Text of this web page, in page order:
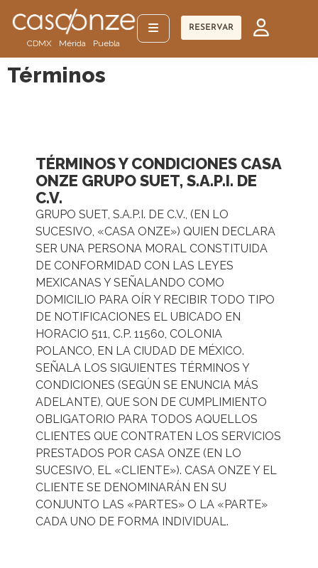
CDMX Mérida Puebla
RESERVAR
Términos
TÉRMINOS Y CONDICIONES CASA
ONZE GRUPO SUET, S.A.P.I. DE
C.V.
GRUPO SUET, S.A.P.I. DE C.V., (EN LO
SUCESIVO, «CASA ONZE») QUIEN DECLARA
SER UNA PERSONA MORAL CONSTITUIDA
DE CONFORMIDAD CON LAS LEYES
MEXICANAS Y SEÑALANDO COMO
DOMICILIO PARA OÍR Y RECIBIR TODO TIPO
DE NOTIFICACIONES EL UBICADO EN
HORACIO 511, C.P. 11560, COLONIA
POLANCO, EN LA CIUDAD DE MÉXICO.
SEÑALA LOS SIGUIENTES TÉRMINOS Y
CONDICIONES (SEGÚN SE ENUNCIA MÁS
ADELANTE), QUE SON DE CUMPLIMIENTO
OBLIGATORIO PARA TODOS AQUELLOS
CLIENTES QUE CONTRATEN LOS SERVICIOS
PRESTADOS POR CASA ONZE (EN LO
SUCESIVO, EL «CLIENTE»). CASA ONZE Y EL
CLIENTE SE DENOMINARÁN EN SU
CONJUNTO LAS «PARTES» O LA «PARTE»
CADA UNO DE FORMA INDIVIDUAL.